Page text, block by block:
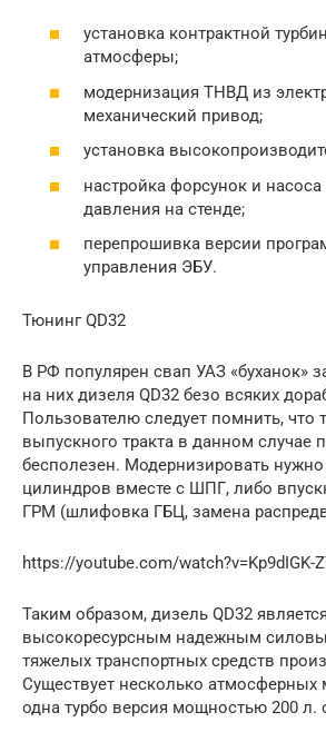
установка контрактной
атмосферы;
модернизация ТНВД из
механический привод;
установка
настройка форсунок и
давления на стенде;
перепрошивка версии
управления ЭБУ.
Тюнинг QD32
В РФ популярен свап УАЗ «буханок»
на них дизеля QD32 безо всяких
Пользователю следует помнить, что
выпускного тракта в данном случае
бесполезен. Модернизировать
цилиндров вместе с ШПГ, либо
ГРМ (шлифовка ГБЦ, замена
https://youtube.com/watch?v=Kp9dIGK-
Таким образом, дизель QD32 является
высокоресурсным надежным
тяжелых транспортных средств
Существует несколько
одна турбо версия мощностью 200 л.